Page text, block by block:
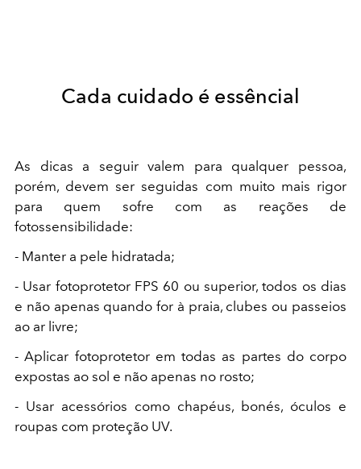
Cada cuidado é essêncial
As dicas a seguir valem para qualquer pessoa,
porém, devem ser seguidas com muito mais rigor
para quem sofre com as reações de
fotossensibilidade:
- Manter a pele hidratada;
- Usar fotoprotetor FPS 60 ou superior, todos os dias
e não apenas quando for à praia, clubes ou passeios
ao ar livre;
- Aplicar fotoprotetor em todas as partes do corpo
expostas ao sol e não apenas no rosto;
- Usar acessórios como chapéus, bonés, óculos e
roupas com proteção UV.